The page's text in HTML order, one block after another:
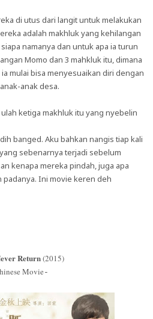
di utus dari langit untuk melakukan
adalah makhluk yang kehilangan
namanya dan untuk apa ia turun
Momo dan 3 mahkluk itu, dimana
mulai bisa menyesuaikan diri dengan
anak desa.
ketiga makhluk itu yang nyebelin
banged. Aku bahkan nangis tiap kali
sebenarnya terjadi sebelum
kenapa mereka pindah, juga apa
padanya. Ini movie keren deh
Return(2015)
Movie -